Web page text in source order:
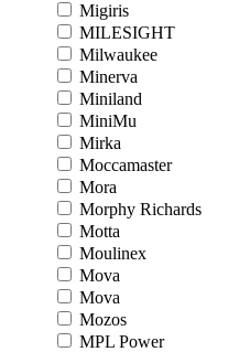
Migiris
MILESIGHT
Milwaukee
Minerva
Miniland
MiniMu
Mirka
Moccamaster
Mora
Morphy Richards
Motta
Moulinex
Mova
Mova
Mozos
MPL Power